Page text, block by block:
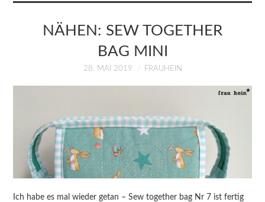
ÜBER MICH
NÄHEN: SEW TOGETHER
BAG MINI
28. MAI 2019 FRAUHEIN
Ich habe es mal wieder getan – Sew together bag Nr 7 ist fertig